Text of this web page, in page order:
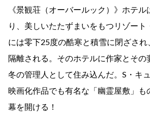
《景観荘（オーバールック）》ホテ
り、美しいたたずまいをもつリゾート
には零下25度の酷寒と積雪に閉ざされ
隔離される。そのホテルに作家とその
冬の管理人として住み込んだ。S・キ
映画化作品でも有名な「幽霊屋敷」も
幕を開ける！